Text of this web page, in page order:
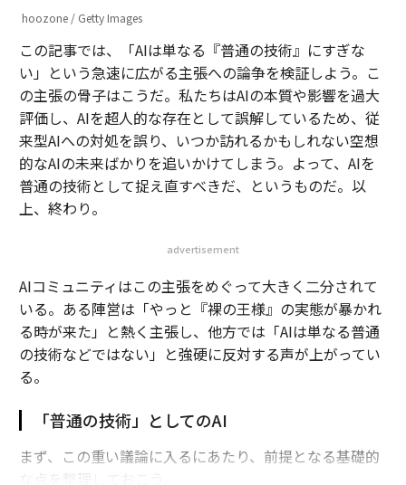
hoozone / Getty Images
この記事では、「AIは単なる『普通の技術』にすぎな
い」という急速に広がる主張への論争を検証しよう。こ
の主張の骨子はこうだ。私たちはAIの本質や影響を過大
評価し、AIを超人的な存在として誤解しているため、従
来型AIへの対処を誤り、いつか訪れるかもしれない空想
的なAIの未来ばかりを追いかけてしまう。よって、AIを
普通の技術として捉え直すべきだ、というものだ。以
上、終わり。
advertisement
AIコミュニティはこの主張をめぐって大きく二分されて
いる。ある陣営は「やっと『裸の王様』の実態が暴かれ
る時が来た」と熱く主張し、他方では「AIは単なる普通
の技術などではない」と強硬に反対する声が上がってい
る。
「普通の技術」としてのAI
まず、この重い議論に入るにあたり、前提となる基礎的